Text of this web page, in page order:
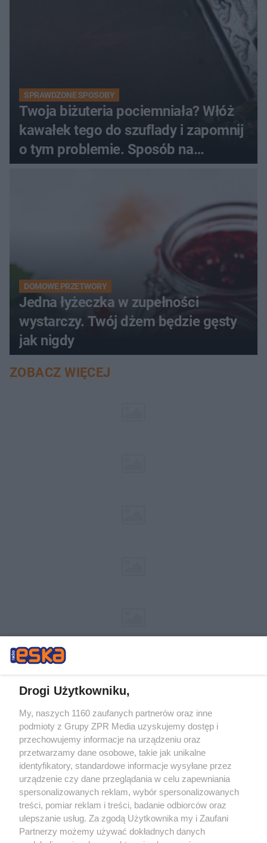
SPRAWDZONE SPOSOBY
Twoja biżuteria pociemniała? Włóż
kawałek tego do szuflady i zapomnij
o tym problemie. Sposób na
pociemniałą biżuterię
DOMOWE PRZETWORY
Jedna łyżeczka w zupełności
wystarczy. Twój dżem będzie gęsty
jak nigdy
ZOBACZ WIĘCEJ
Żaden utwór zamieszczony w serwisie nie może być powielany i
rozpowszechniany lub dalej rozpowszechniany w jakikolwiek sposób (w
tym także elektroniczny lub mechaniczny) na jakimkolwiek polu
eksploatacji w jakiejkolwiek formie, włącznie z umieszczaniem w
Internecie bez pisemnej zgody właściciela praw. Jakiekolwiek użycie lub
wykorzystanie utworów w całości lub w części z naruszeniem prawa,
tzn. bez właściwej zgody, jest zabronione pod groźbą kary i może być
ścigane prawnie.
Drogi Użytkowniku,
My, naszych 1160 zaufanych partnerów oraz inne
podmioty z Grupy ZPR Media uzyskujemy dostęp i
przechowujemy informacje na urządzeniu oraz
przetwarzamy dane osobowe, takie jak unikalne
identyfikatory, standardowe informacje wysyłane przez
urządzenie czy dane przeglądania w celu zapewniania
spersonalizowanych reklam, wybór spersonalizowanych
treści, pomiar reklam i treści, badanie odbiorców oraz
ulepszanie usług. Za zgodą Użytkownika my i Zaufani
Partnerzy możemy używać dokładnych danych